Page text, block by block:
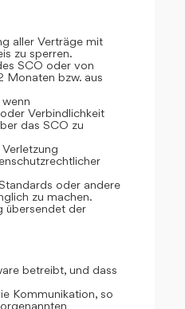
aller Verträge mit
zu sperren.
SCO oder von
Monaten bzw. aus
Verbindlichkeit
das SCO zu
oder andere
zu machen.
übersendet der
betreibt, und dass
Kommunikation, so